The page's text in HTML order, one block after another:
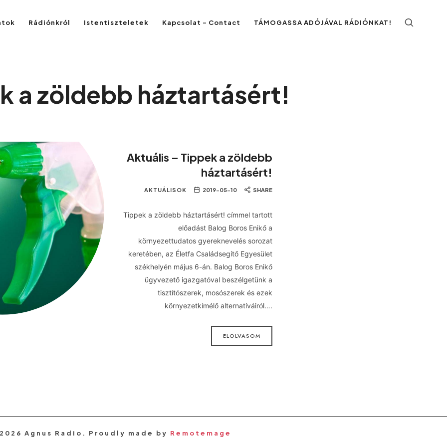
Rádiónkról Istentiszteletek Kapcsolat – Contact TÁMOGASSA ADÓJÁVAL RÁDIÓNKAT!
a zöldebb háztartásért!
Aktuális – Tippek a zöldebb
háztartásért!
AKTUÁLISOK 2019-05-10 SHARE
Tippek a zöldebb háztartásért! címmel tartott
előadást Balog Boros Enikő a
környezettudatos gyereknevelés sorozat
keretében, az Életfa Családsegítő Egyesület
székhelyén május 6-án. Balog Boros Enikő
ügyvezető igazgatóval beszélgetünk a
tisztítószerek, mosószerek és ezek
környezetkímélő alternatíváiról….
ELOLVASOM
Agnus Radio. Proudly made by Remotemage